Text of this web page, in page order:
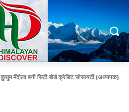
कुसुम मैंदोला बनी सिटी बोर्ड क्रेडिट सोसायटी (अध्यापक)